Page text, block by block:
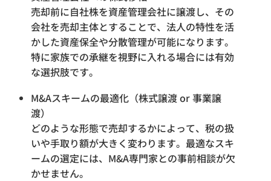
売却前に自社株を資産管理会社に譲渡し、その
会社を売却主体とすることで、法人の特性を活
かした資産保全や分散管理が可能になります。
特に家族での承継を視野に入れる場合には有効
な選択肢です。
M&Aスキームの最適化（株式譲渡 or 事業譲
渡）
どのような形態で売却するかによって、税の扱
いや手取り額が大きく変わります。最適なスキ
ームの選定には、M&A専門家との事前相談が欠
かせません。